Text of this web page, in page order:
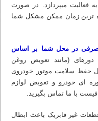
فعالیت میپردازد. در صورت
ترین زمان ممکن مشکل شما
در محل شما بر اساس
(مانند تعویض روغن
حفظ سلامت موتور خودروی
ای خودرو و تعویض لوازم
با ما تماس بگیرید.
غیر فابریک باعث ابطال